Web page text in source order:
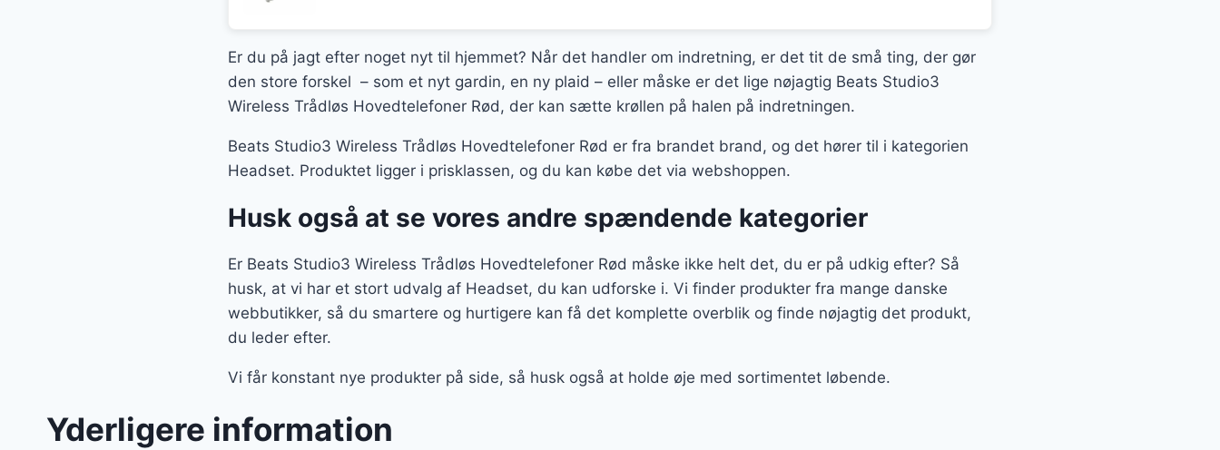
Er du på jagt efter noget nyt til hjemmet? Når det handler om indretning, er det tit de små ting, der gør
den store forskel – som et nyt gardin, en ny plaid – eller måske er det lige nøjagtig Beats Studio3
Wireless Trådløs Hovedtelefoner Rød, der kan sætte krøllen på halen på indretningen.
Beats Studio3 Wireless Trådløs Hovedtelefoner Rød er fra brandet brand, og det hører til i kategorien
Headset. Produktet ligger i prisklassen, og du kan købe det via webshoppen.
Husk også at se vores andre spændende kategorier
Er Beats Studio3 Wireless Trådløs Hovedtelefoner Rød måske ikke helt det, du er på udkig efter? Så
husk, at vi har et stort udvalg af Headset, du kan udforske i. Vi finder produkter fra mange danske
webbutikker, så du smartere og hurtigere kan få det komplette overblik og finde nøjagtig det produkt,
du leder efter.
Vi får konstant nye produkter på side, så husk også at holde øje med sortimentet løbende.
Yderligere information